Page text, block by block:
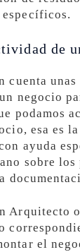
específicos.
de
cuenta
negocio
podamos
esa es
ayuda
sobre
Arquitecto
el